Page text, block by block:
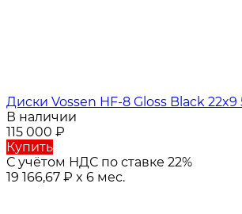
Диски Vossen HF-8 Gloss Black 22x9
В наличии
115 000 ₽
Купить
С учётом НДС по ставке 22%
19 166,67 ₽ x 6 мес.